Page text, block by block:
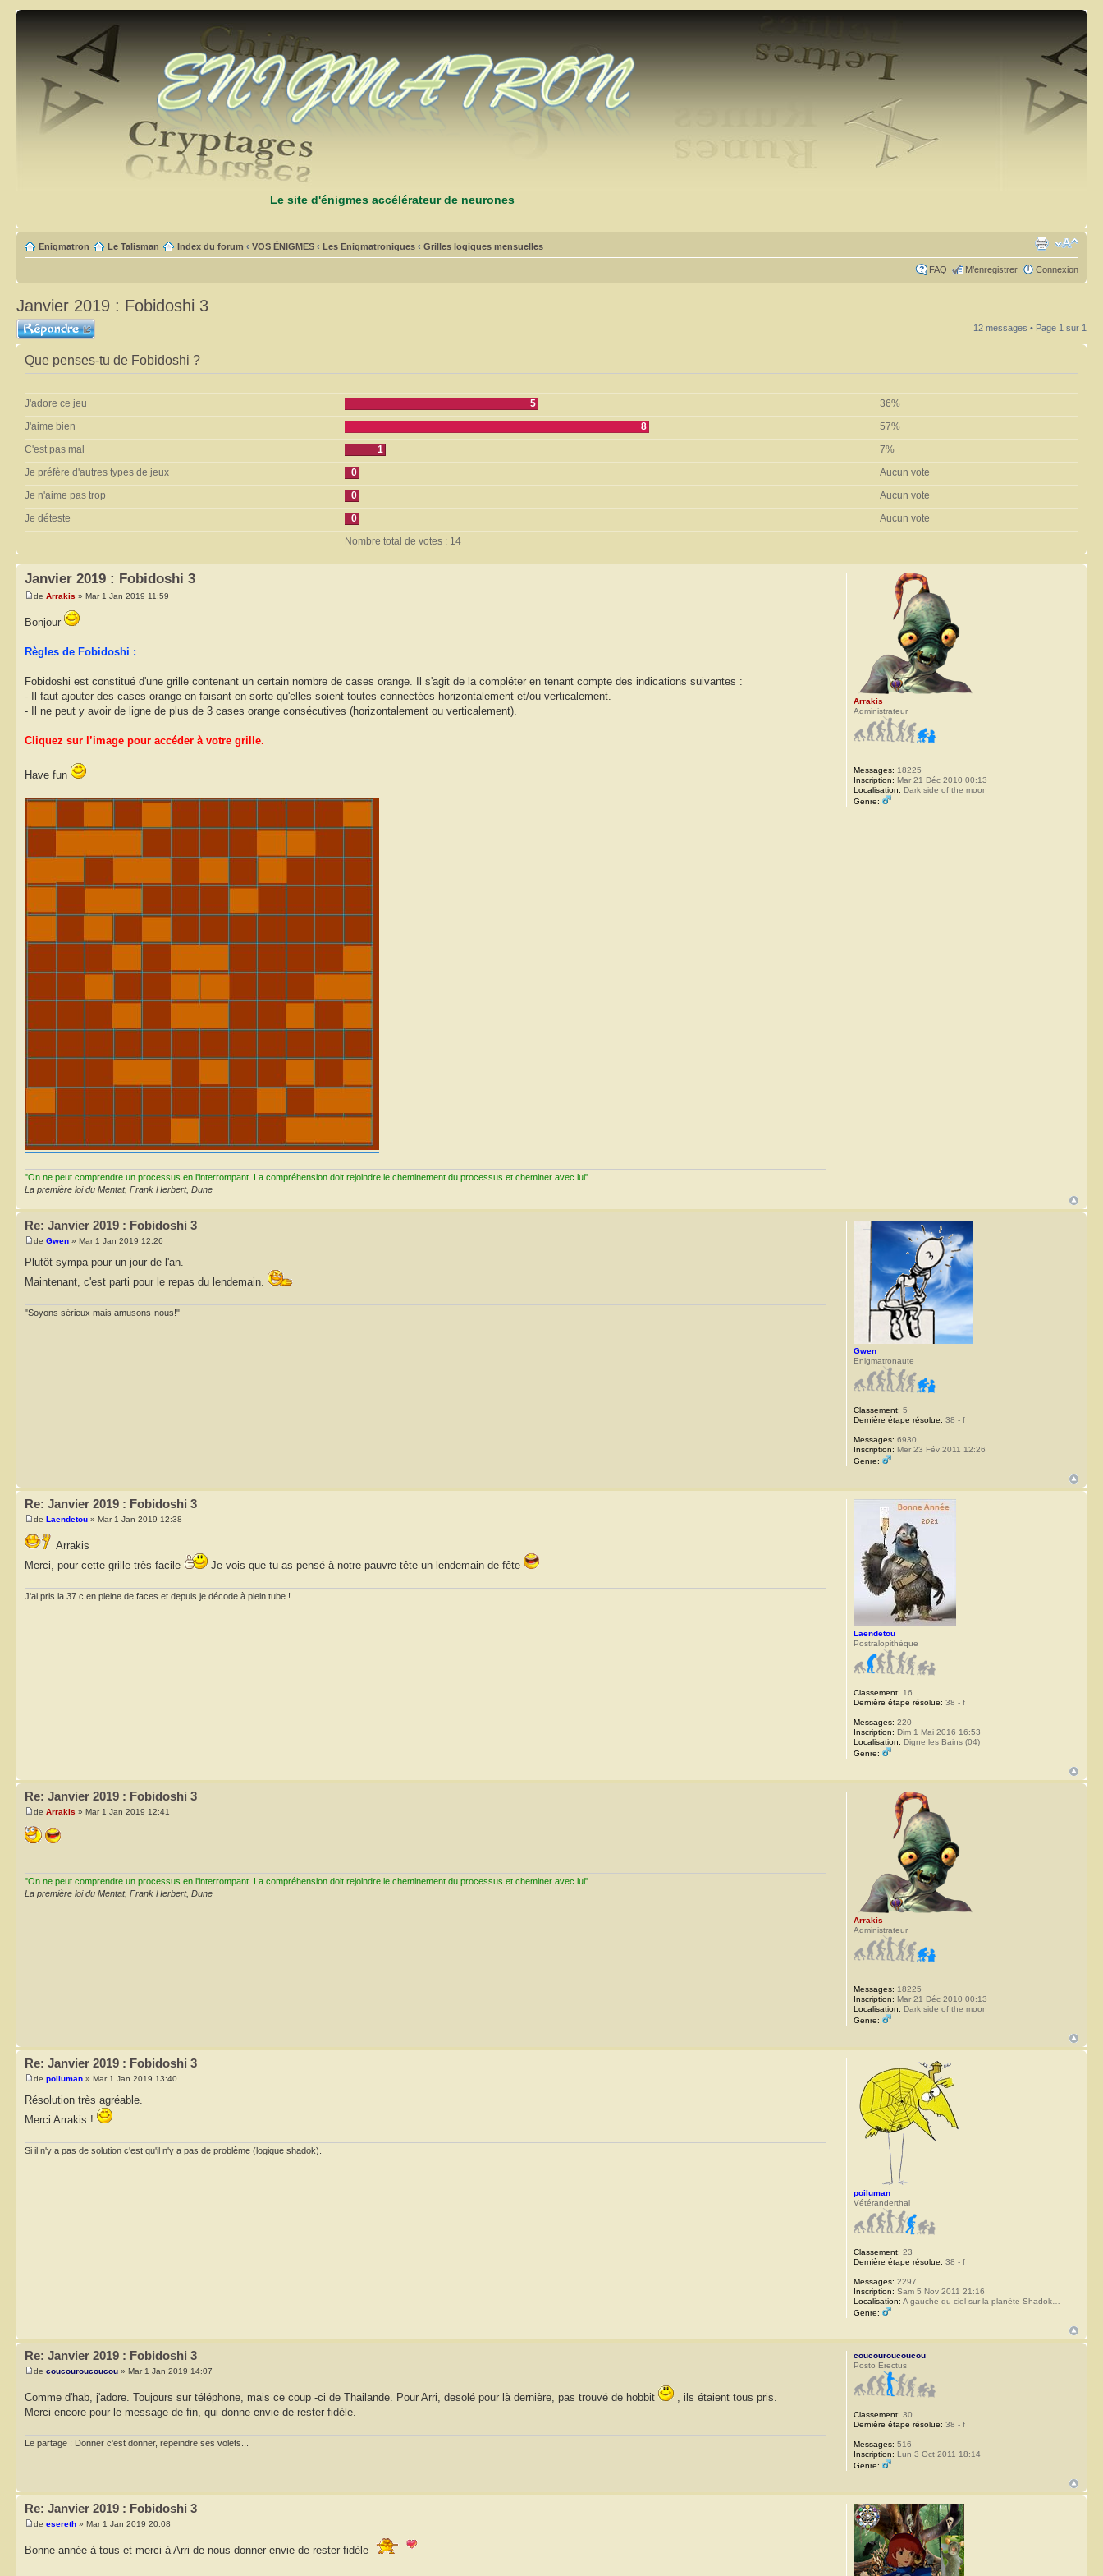
Le site d'énigmes accélérateur de neurones
Enigmatron Le Talisman Index du forum ‹ VOS ÉNIGMES ‹ Les Enigmatroniques ‹ Grilles logiques mensuelles
FAQ M’enregistrer Connexion
Janvier 2019 : Fobidoshi 3
Répondre 12 messages • Page 1 sur 1
Que penses-tu de Fobidoshi ?
J'adore ce jeu 5
36%
J'aime bien
8
57%
C'est pas mal
1
7%
Je préfère d'autres types de jeux
0
Aucun vote
Je n'aime pas trop
0
Aucun vote
Je déteste
0
Aucun vote
Nombre total de votes : 14
Janvier 2019 : Fobidoshi 3
de Arrakis » Mar 1 Jan 2019 11:59
Bonjour
Règles de Fobidoshi :
Fobidoshi est constitué d'une grille contenant un certain nombre de cases orange. Il s'agit de la compléter en tenant compte des indications suivantes :
- Il faut ajouter des cases orange en faisant en sorte qu'elles soient toutes connectées horizontalement et/ou verticalement.
- Il ne peut y avoir de ligne de plus de 3 cases orange consécutives (horizontalement ou verticalement).
Cliquez sur l’image pour accéder à votre grille.
Have fun
"On ne peut comprendre un processus en l'interrompant. La compréhension doit rejoindre le cheminement du processus et cheminer avec lui"
La première loi du Mentat, Frank Herbert, Dune
Arrakis
Administrateur
Messages: 18225
Inscription: Mar 21 Déc 2010 00:13
Localisation: Dark side of the moon
Genre:
Re: Janvier 2019 : Fobidoshi 3
de Gwen » Mar 1 Jan 2019 12:26
Plutôt sympa pour un jour de l'an.
Maintenant, c'est parti pour le repas du lendemain.
"Soyons sérieux mais amusons-nous!"
Gwen
Enigmatronaute
Classement: 5
Dernière étape résolue: 38 - f
Messages: 6930
Inscription: Mer 23 Fév 2011 12:26
Genre:
Re: Janvier 2019 : Fobidoshi 3
de Laendetou » Mar 1 Jan 2019 12:38
Arrakis
Merci, pour cette grille très facile
Je vois que tu as pensé à notre pauvre tête un lendemain de fête
J'ai pris la 37 c en pleine de faces et depuis je décode à plein tube !
Laendetou
Postralopithèque
Classement: 16
Dernière étape résolue: 38 - f
Messages: 220
Inscription: Dim 1 Mai 2016 16:53
Localisation: Digne les Bains (04)
Genre:
Re: Janvier 2019 : Fobidoshi 3
de Arrakis » Mar 1 Jan 2019 12:41
"On ne peut comprendre un processus en l'interrompant. La compréhension doit rejoindre le cheminement du processus et cheminer avec lui"
La première loi du Mentat, Frank Herbert, Dune
Arrakis
Administrateur
Messages: 18225
Inscription: Mar 21 Déc 2010 00:13
Localisation: Dark side of the moon
Genre:
Re: Janvier 2019 : Fobidoshi 3
de poiluman » Mar 1 Jan 2019 13:40
Résolution très agréable.
Merci Arrakis !
Si il n'y a pas de solution c'est qu'il n'y a pas de problème (logique shadok).
poiluman
Vétéranderthal
Classement: 23
Dernière étape résolue: 38 - f
Messages: 2297
Inscription: Sam 5 Nov 2011 21:16
Localisation: A gauche du ciel sur la planète Shadok…
Genre:
Re: Janvier 2019 : Fobidoshi 3
de coucouroucoucou » Mar 1 Jan 2019 14:07
Comme d'hab, j'adore. Toujours sur téléphone, mais ce coup -ci de Thailande. Pour Arri, desolé pour là dernière, pas trouvé de hobbit
, ils étaient tous pris.
Merci encore pour le message de fin, qui donne envie de rester fidèle.
Le partage : Donner c'est donner, repeindre ses volets...
coucouroucoucou
Posto Erectus
Classement: 30
Dernière étape résolue: 38 - f
Messages: 516
Inscription: Lun 3 Oct 2011 18:14
Genre:
Re: Janvier 2019 : Fobidoshi 3
de esereth » Mar 1 Jan 2019 20:08
Bonne année à tous et merci à Arri de nous donner envie de rester fidèle